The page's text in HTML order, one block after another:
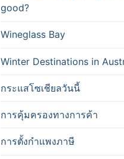
good?
Wineglass Bay
Winter Destinations in
กระแสโซเชียลวันนี้
การคุ้มครองทางการค้า
การตั้งกำแพงภาษี